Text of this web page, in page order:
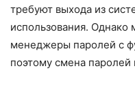
требуют выхода из
использования.
менеджеры паролей с
поэтому смена паролей